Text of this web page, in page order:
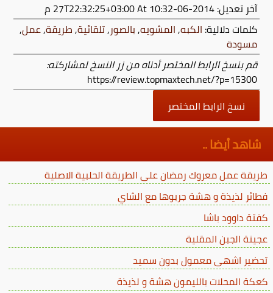
آخر تعديل:2014-06-27T22:32:25+03:00
At 10:32 م
كلمات دلالية: الكبه,المشويه,بالصور,تلقائية,طريقة,عمل,
مسودة
قم بنسخ الرابط المختصر أدناه من زر النسخ لمشاركته:
https://review.topmaxtech.net/?p=15300
نسخ الرابط المختصر
شاهد أيضا ..
طريقة عمل معروك رمضان على الطريقة الحلبية الاصلية
فطائر لذيذة و هشة جربوها مع الشاي
كفتة داوود باشا
عجينة الجبن المقلية
تحضير اشهى معمول بدون سميد
كعكة المحلات بالليمون هشة و لذيذة